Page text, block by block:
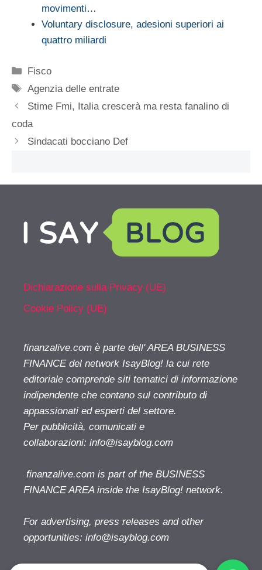
movimenti…
Voluntary disclosure, adesioni superiori ai
quattro miliardi
Categorie
Fisco
Tag
Agenzia delle entrate
Stime Fmi, Italia crescerà ma resta fanalino di
coda
Sindacati bocciano Def
Dichiarazione sulla Privacy (UE)
Cookie Policy (UE)
finanzalive.com è parte dell' AREA BUSINESS
FINANCE del network IsayBlog! la cui rete
editoriale comprende siti tematici di informazione
indipendente che contano sul contributo di
appassionati ed esperti del settore.
Per pubblicità, comunicati e
collaborazioni: info@isayblog.com
finanzalive.com is part of the BUSINESS
FINANCE AREA inside the IsayBlog! network.
For advertising, press releases and other
opportunities: info@isayblog.com